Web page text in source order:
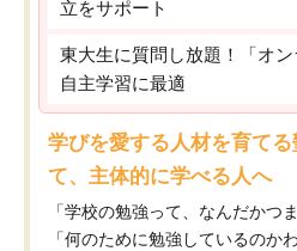
立をサポート
東大生に質問し放題！「オ
自主学習に最適
学びを愛する人材を育て
て、主体的に学べる人へ
「学校の勉強って、なんだかつ
「何のために勉強しているのか